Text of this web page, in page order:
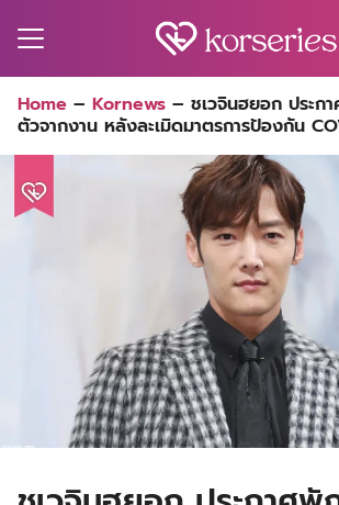
for:
Home – Kornews – ชเวจินฮยอก ประก
ตัวจากงาน หลังละเมิดมาตรการป้องกัน